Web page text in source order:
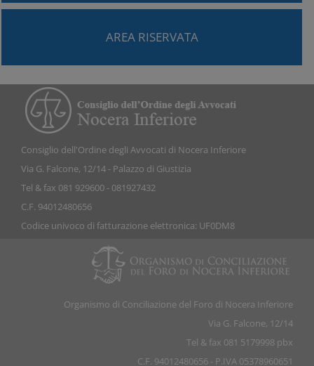
AREA RISERVATA
Consiglio dell'Ordine degli Avvocati di Nocera Inferiore
Via G. Falcone, 12/14 - Palazzo di Giustizia
Tel & fax 081 929600 - 081927432
C.F. 94012480656
Codice univoco di fatturazione elettronica: UF0DM8
Organismo di Conciliazione del Foro di Nocera Inferiore
Via G. Falcone, 12/14
Tel & fax 081 5179998 pbx
C.F. 94012480656 - P.IVA 05378960651